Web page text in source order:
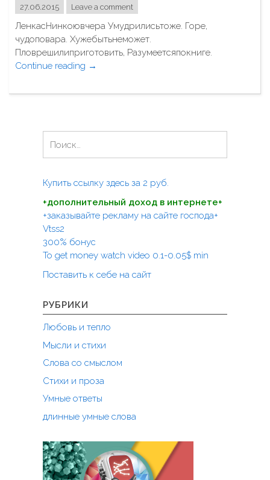
й
"
д
ы
к
а
27.06.2015 Leave a comment
ЛенкасНинкоювчера Умудрилисьтоже. Горе,
чудоповара. Хужебытьнеможет.
Пловрешилиприготовить, Разумеетсяпокниге.
Continue reading "
о
е
л
д
о
о
г
о
е
а
р
.
.
р
о
→
т
:
Купить ссылку здесь за 2 руб.
+дополнительный доход в интернете+
+заказывайте рекламу на сайте господа+
Vtss2
300% бонус
To get money watch video 0.1-0.05$ min
Поставить к себе на сайт
РУБРИКИ
Любовь и тепло
Мысли и стихи
Слова со смыслом
Стихи и проза
Умные ответы
длинные умные слова